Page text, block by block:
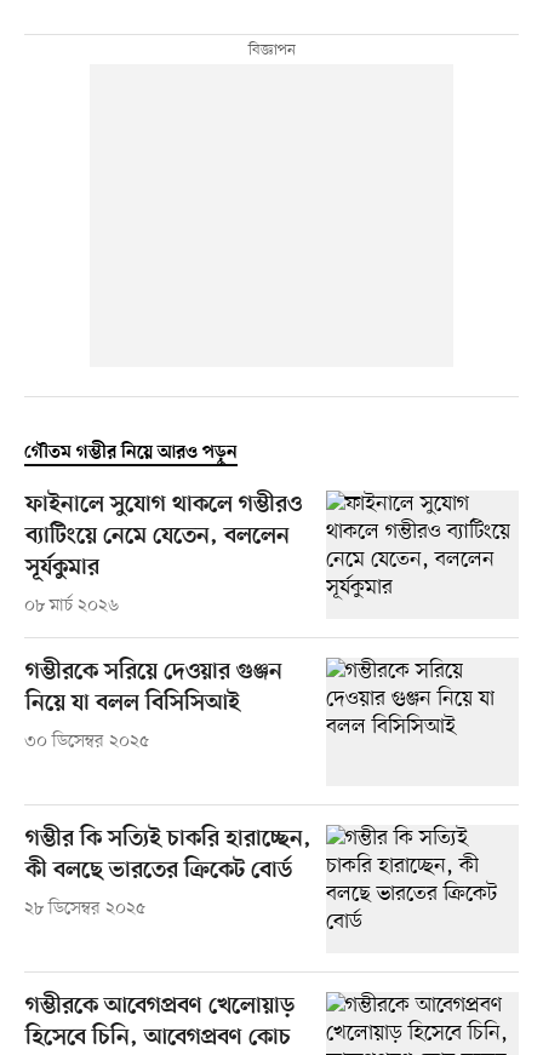
গৌতম গম্ভীর নিয়ে আরও পড়ুন
ফাইনালে সুযোগ থাকলে গম্ভীরও
ব্যাটিংয়ে নেমে যেতেন, বললেন
সূর্যকুমার
০৮ মার্চ ২০২৬
গম্ভীরকে সরিয়ে দেওয়ার গুঞ্জন
নিয়ে যা বলল বিসিসিআই
৩০ ডিসেম্বর ২০২৫
গম্ভীর কি সত্যিই চাকরি হারাচ্ছেন,
কী বলছে ভারতের ক্রিকেট বোর্ড
২৮ ডিসেম্বর ২০২৫
গম্ভীরকে আবেগপ্রবণ খেলোয়াড়
হিসেবে চিনি, আবেগপ্রবণ কোচ